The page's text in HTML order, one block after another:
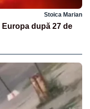
Stoica Marian
după 27 de